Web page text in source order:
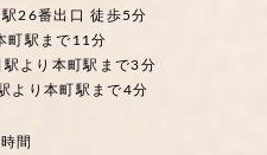
26番出口 徒歩5分
町駅まで11分
より本町駅まで3分
より本町駅まで4分
間